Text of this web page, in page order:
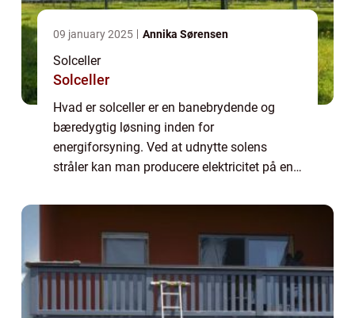
09 january 2025 Annika Sørensen
Solceller
Solceller
Hvad er solceller er en banebrydende og
bæredygtig løsning inden for
energiforsyning. Ved at udnytte solens
stråler kan man producere elektricitet på en
flere for...